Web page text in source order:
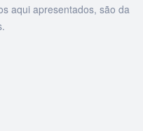
aqui apresentados, são da